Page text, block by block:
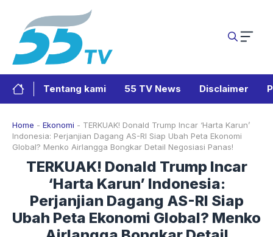
Tentang kami 55 TV News Disclaimer
Home - Ekonomi - TERKUAK! Donald Trump Incar ‘Harta Karun’
Indonesia: Perjanjian Dagang AS-RI Siap Ubah Peta Ekonomi
Global? Menko Airlangga Bongkar Detail Negosiasi Panas!
TERKUAK! Donald Trump Incar
‘Harta Karun’ Indonesia:
Perjanjian Dagang AS-RI Siap
Ubah Peta Ekonomi Global? Menko